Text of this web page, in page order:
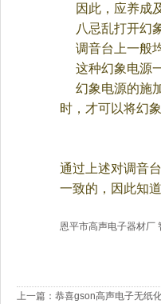
因此，应养成
八忌乱打开幻
调音台上一般
这种幻象电源
幻象电源的施
时，才可以将幻
通过上述对调音
一致的，因此知
恩平市高声电子器材厂
上一篇： 恭喜gson高声电子无纸